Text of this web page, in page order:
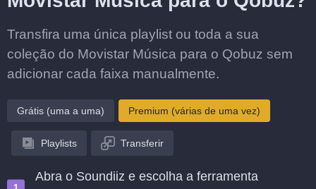
Transfira uma única playlist ou toda a sua
coleção do Movistar Música para o Qobuz sem
adicionar cada faixa manualmente.
Grátis (uma a uma) Premium (várias de uma vez)
Playlists Transferir
Abra o Soundiiz e escolha a ferramenta